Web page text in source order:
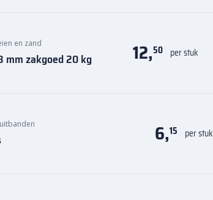
en zand
mm zakgoed 20 kg 12,50 per stuk
6,15 per stuk